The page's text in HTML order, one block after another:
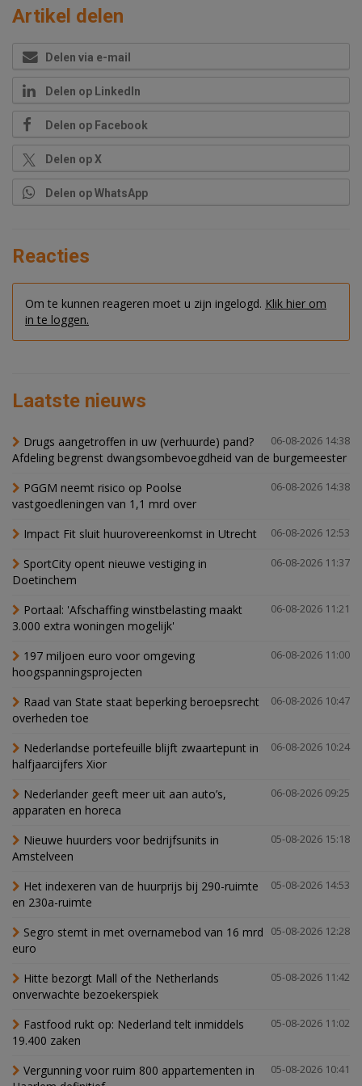
Artikel delen
Delen via e-mail
Delen op LinkedIn
Delen op Facebook
Delen op X
Delen op WhatsApp
Reacties
Om te kunnen reageren moet u zijn ingelogd. Klik hier om
in te loggen.
Laatste nieuws
06-08-2026 14:38
Drugs aangetroffen in uw (verhuurde) pand?
Afdeling begrenst dwangsombevoegdheid van de burgemeester
06-08-2026 14:38
PGGM neemt risico op Poolse
vastgoedleningen van 1,1 mrd over
06-08-2026 12:53
Impact Fit sluit huurovereenkomst in Utrecht
06-08-2026 11:37
SportCity opent nieuwe vestiging in
Doetinchem
06-08-2026 11:21
Portaal: 'Afschaffing winstbelasting maakt
3.000 extra woningen mogelijk'
06-08-2026 11:00
197 miljoen euro voor omgeving
hoogspanningsprojecten
06-08-2026 10:47
Raad van State staat beperking beroepsrecht
overheden toe
06-08-2026 10:24
Nederlandse portefeuille blijft zwaartepunt in
halfjaarcijfers Xior
06-08-2026 09:25
Nederlander geeft meer uit aan auto’s,
apparaten en horeca
05-08-2026 15:18
Nieuwe huurders voor bedrijfsunits in
Amstelveen
05-08-2026 14:53
Het indexeren van de huurprijs bij 290-ruimte
en 230a-ruimte
05-08-2026 12:28
Segro stemt in met overnamebod van 16 mrd
euro
05-08-2026 11:42
Hitte bezorgt Mall of the Netherlands
onverwachte bezoekerspiek
05-08-2026 11:02
Fastfood rukt op: Nederland telt inmiddels
19.400 zaken
05-08-2026 10:41
Vergunning voor ruim 800 appartementen in